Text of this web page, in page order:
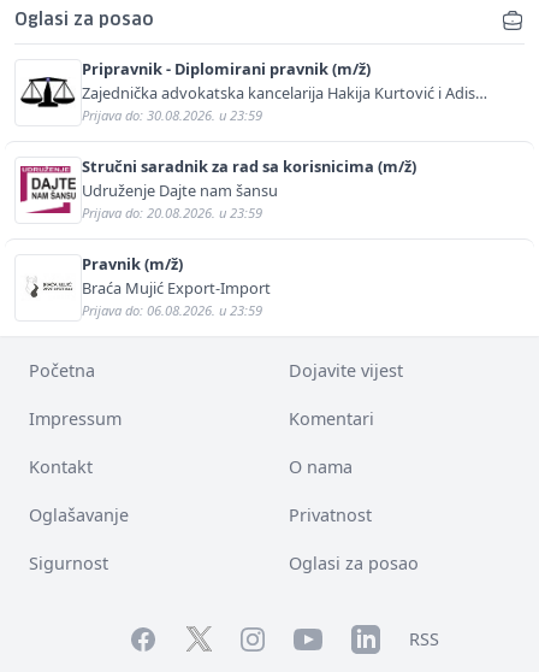
Oglasi za posao
Pripravnik - Diplomirani pravnik (m/ž)
Zajednička advokatska kancelarija Hakija Kurtović i Adis
Kurtović
Prijava do: 30.08.2026. u 23:59
Stručni saradnik za rad sa korisnicima (m/ž)
Udruženje Dajte nam šansu
Prijava do: 20.08.2026. u 23:59
Pravnik (m/ž)
Braća Mujić Export-Import
Prijava do: 06.08.2026. u 23:59
Početna Dojavite vijest
Impressum Komentari
Kontakt O nama
Oglašavanje Privatnost
Sigurnost Oglasi za posao
FacebookTwitterInstagramYouTubeLinkedInRSS